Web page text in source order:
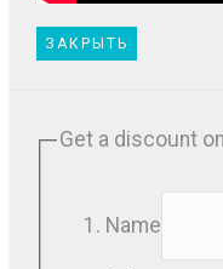
ЗАКРЫТЬ
Get a discount
Name